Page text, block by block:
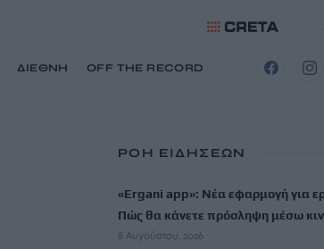
ΔΙΕΘΝΗ OFF THE RECORD
ΡΟΗ ΕΙΔΗΣΕΩΝ
«Ergani app»: Νέα εφαρμογή για
Πώς θα κάνετε πρόσληψη μέσω
8 Αυγούστου, 2026